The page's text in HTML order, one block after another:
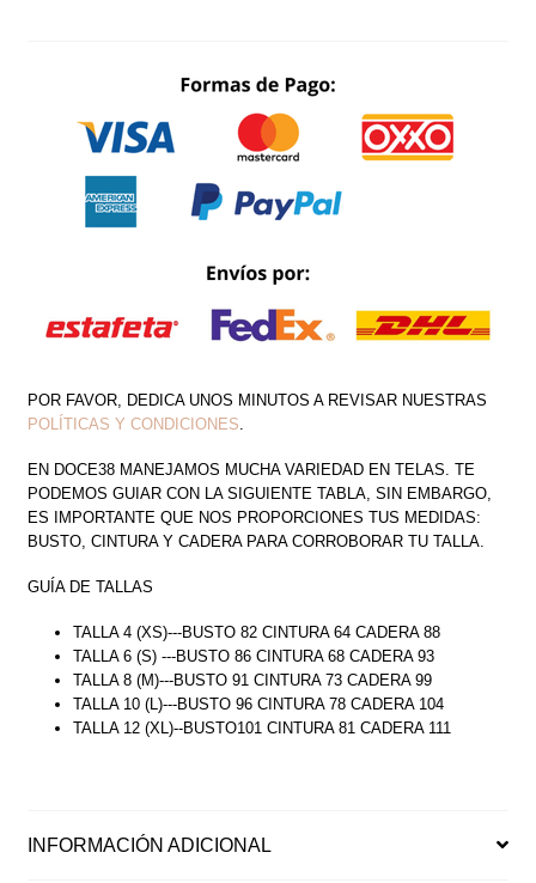
CINTURA
DRAPEADO
CANTIDAD
POR FAVOR, DEDICA UNOS MINUTOS A REVISAR NUESTRAS
POLÍTICAS Y CONDICIONES
EN DOCE38 MANEJAMOS MUCHA VARIEDAD EN TELAS. TE
PODEMOS GUIAR CON LA SIGUIENTE TABLA, SIN EMBARGO,
ES IMPORTANTE QUE NOS PROPORCIONES TUS MEDIDAS:
BUSTO, CINTURA Y CADERA PARA CORROBORAR TU TALLA.
GUÍA DE TALLAS
TALLA 4 (XS)---BUSTO 82 CINTURA 64 CADERA 88
TALLA 6 (S) ---BUSTO 86 CINTURA 68 CADERA 93
TALLA 8 (M)---BUSTO 91 CINTURA 73 CADERA 99
TALLA 10 (L)---BUSTO 96 CINTURA 78 CADERA 104
TALLA 12 (XL)--BUSTO101 CINTURA 81 CADERA 111
INFORMACIÓN ADICIONAL